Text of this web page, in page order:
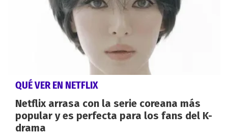
QUÉ VER EN NETFLIX
Netflix arrasa con la serie coreana más
popular y es perfecta para los fans del K-
drama